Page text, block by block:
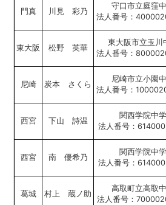
門真 川見 彩乃
守口市立庭窪
法人番号：
東大阪 松野 英華
東大阪市立玉川
法人番号：
尼崎 炭本 さくら
尼崎市立小園
法人番号：
西宮 下山 詩温
関西学院中
法人番号：
西宮 南 優希乃
関西学院中
法人番号：
葛城 村上 蔵ノ助
高取町立高取
法人番号：